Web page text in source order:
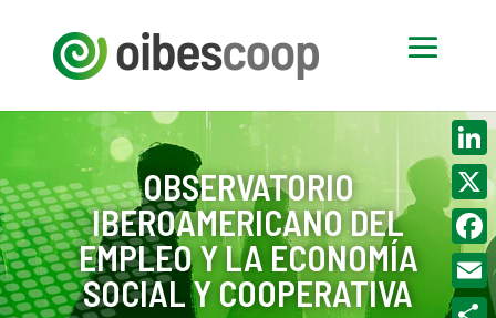
OBSERVATORIO
IBEROAMERICANO DEL
EMPLEO Y LA ECONOMÍA
SOCIAL Y COOPERATIVA
X
Email